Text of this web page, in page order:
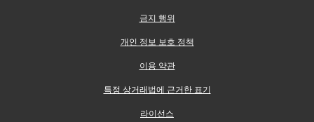
금지 행위
개인 정보 보호 정책
이용 약관
특정 상거래법에 근거한 표기
라이선스